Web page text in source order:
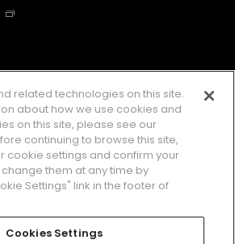
facebookinstagramtwitter
企業情報 ご利用規約
ーポリシー Cookies Settings
related technologies on this site.
about how we use cookies and
on this site, please see our
continuing to browse this site,
cookie settings and confirm your
them at any time by
Settings" link in the footer of
Cookies Settings